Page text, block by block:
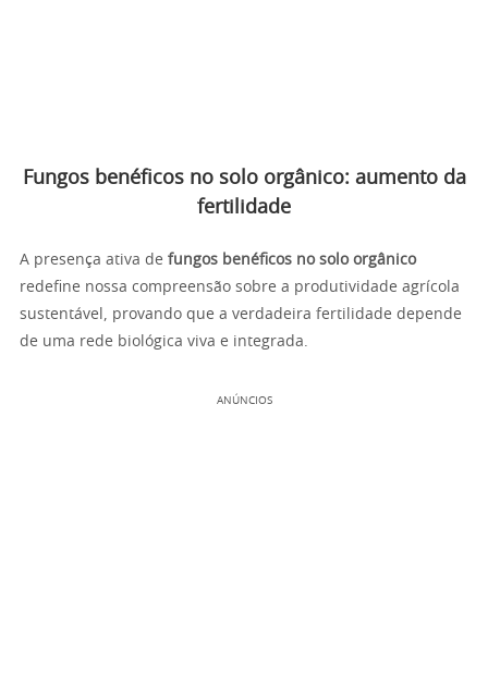
Fungos benéficos no solo orgânico: aumento da
fertilidade
A presença ativa de fungos benéficos no solo orgânico
redefine nossa compreensão sobre a produtividade agrícola
sustentável, provando que a verdadeira fertilidade depende
de uma rede biológica viva e integrada.
ANÚNCIOS